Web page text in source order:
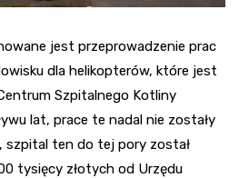
jest przeprowadzenie prac
dla helikopterów, które jest
Szpitalnego Kotliny
lat, prace te nadal nie zostały
szpital ten do tej pory został
tysięcy złotych od Urzędu